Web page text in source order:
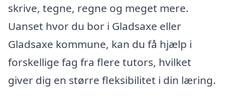
skrive, tegne, regne og meget mere.
Uanset hvor du bor i Gladsaxe eller
Gladsaxe kommune, kan du få hjælp i
forskellige fag fra flere tutors, hvilket
giver dig en større fleksibilitet i din læring.